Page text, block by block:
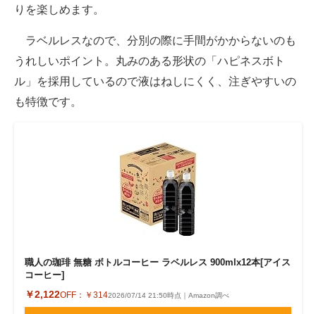
りを楽しめます。
ラベルレスなので、分別の際に手間がかからないのも
うれしいポイント。丸みのある形状の「ハピネスボト
ル」を採用しているので液はねしにくく、注ぎやすいの
も特徴です。
職人の珈琲 無糖 ボトルコーヒー ラベルレス 900mlx12本[アイス
コーヒー]
￥2,122OFF： ￥3142026/07/14 21:50時点｜Amazon調べ